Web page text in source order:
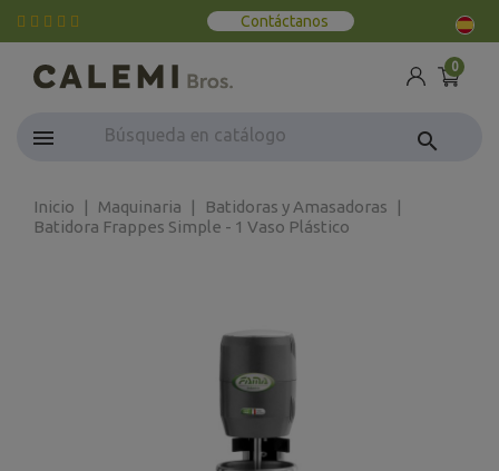
Contáctanos
0
search
Inicio Maquinaria
Batidoras y Amasadoras
Batidora Frappes Simple - 1 Vaso Plástico